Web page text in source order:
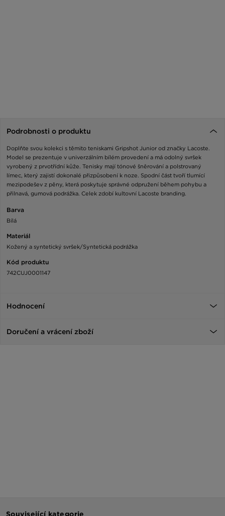
Podrobnosti o produktu
Doplňte svou kolekci s těmito teniskami Gripshot Junior od značky Lacoste.
Model se prezentuje v univerzálním bílém provedení a má odolný svršek
vyrobený z prvotřídní kůže. Tenisky mají tónové šněrování a polstrovaný
límec, který zajistí dokonalé přizpůsobení k noze. Spodní část tvoří tlumící
mezipodešev z pěny, která poskytuje správné odpružení během pohybu a
přilnavá, gumová podrážka. Celek zdobí kultovní Lacoste branding.
Barva
Bílá
Materiál
Kožený a syntetický svršek/Syntetická podrážka
Kód produktu
742CUJ0001147
Hodnocení
Doručení a vrácení zboží
Související kategorie